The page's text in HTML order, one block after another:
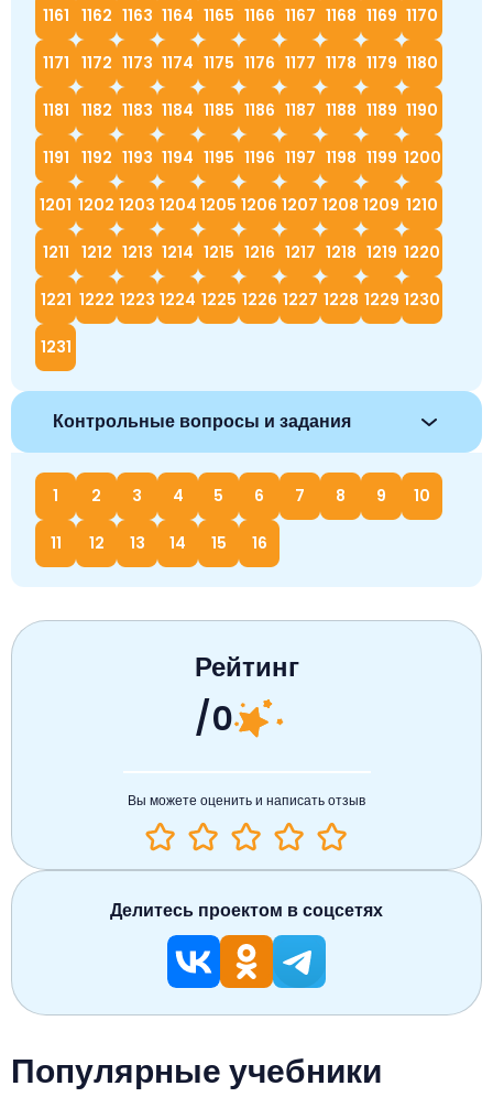
1161 1162 1163 1164 1165 1166 1167 1168 1169 1170
1171 1172 1173 1174 1175 1176 1177 1178 1179 1180
1181 1182 1183 1184 1185 1186 1187 1188 1189 1190
1191 1192 1193 1194 1195 1196 1197 1198 1199 1200
1201 1202 1203 1204 1205 1206 1207 1208 1209 1210
1211 1212 1213 1214 1215 1216 1217 1218 1219 1220
1221 1222 1223 1224 1225 1226 1227 1228 1229 1230
1231
Контрольные вопросы и задания
1 2 3 4 5 6 7 8 9 10
11 12 13 14 15 16
Популярные учебники
Рейтинг
/0
Вы можете оценить и написать отзыв
Делитесь проектом в соцсетях